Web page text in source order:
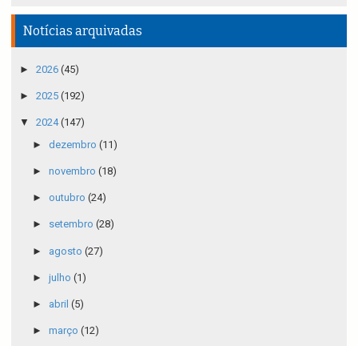
Notícias arquivadas
► 2026 (45)
► 2025 (192)
▼ 2024(147)
► dezembro (11)
► novembro (18)
► outubro (24)
► setembro (28)
► agosto (27)
► julho (1)
► abril (5)
► março (12)